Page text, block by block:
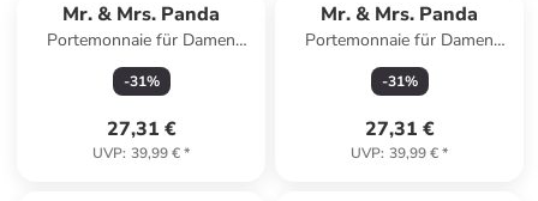
Mr. & Mrs. Panda
Portemonnaie für Damen
Erdmännchen ohne Spruch in
Weiß
-31%
27,31 €
UVP: 39,99 €*
Mr. & Mrs. Panda
Portemonnaie für Damen
Pinguin Diät mit Spruch in
Weiß
-31%
27,31 €
UVP: 39,99 €*